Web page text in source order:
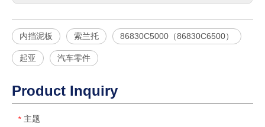
内挡泥板 索兰托 86830C5000（86830C6500）
起亚 汽车零件
Product Inquiry
* 主题